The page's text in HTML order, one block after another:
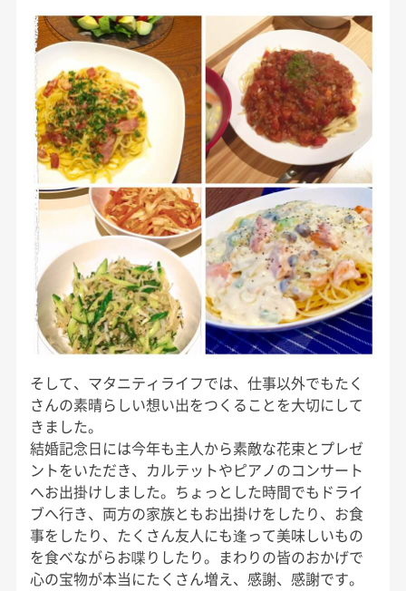
そして、マタニティライフでは、仕事以外でもたく
さんの素晴らしい想い出をつくることを大切にして
きました。
結婚記念日には今年も主人から素敵な花束とプレゼ
ントをいただき、カルテットやピアノのコンサート
へお出掛けしました。ちょっとした時間でもドライ
ブへ行き、両方の家族ともお出掛けをしたり、お食
事をしたり、たくさん友人にも逢って美味しいもの
を食べながらお喋りしたり。まわりの皆のおかげで
心の宝物が本当にたくさん増え、感謝、感謝です。